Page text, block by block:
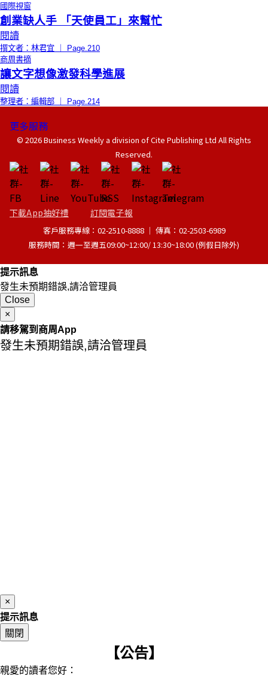
國際視窗
創業缺人手 「天使員工」來幫忙
閱讀
撰文者：林君宜 ｜ Page.210
商周書摘
讓文字想像激發科學進展
閱讀
整理者：編輯部 ｜ Page.214
更多服務
© 2026 Business Weekly a division of Cite Publishing Ltd All Rights
Reserved.
下載App抽好禮 訂閱電子報
客戶服務專線：02-2510-8888 │ 傳真：02-2503-6989
服務時間：週一至週五09:00~12:00/ 13:30~18:00 (例假日除外)
提示訊息
發生未預期錯誤,請洽管理員
Close
×
請移駕到商周App
發生未預期錯誤,請洽管理員
×
提示訊息
關閉
【公告】
親愛的讀者您好：